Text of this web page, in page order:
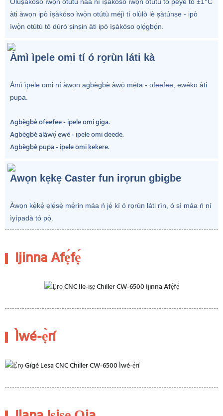
àti àwọn ipò ìṣàkóso ìwọ̀n otútù méjì tí olùlò lè ṣàtúnṣe - ipò
ìwọ̀n otútù tó dúró ṣinṣin àti ipò ìṣàkóso ọlọ́gbọ́n.
Àmì ìpele omi tí ó rọrùn láti kà
Àmì ìpele omi ní àwọn agbègbè àwọ̀ mẹ́ta - ofeefee, ewéko àti
pupa.
Agbègbè ofeefee - ipele omi giga.
Agbègbè aláwọ̀ ewé - ipele omi deede.
Agbègbè pupa - ipele omi kekere.
Awọn kẹkẹ Caster fun irọrun gbigbe
Àwọn kẹ̀kẹ́ ẹlẹ́sẹ̀ mẹ́rin máa ń jẹ́ kí ó rọrùn láti rìn, ó sì máa ń ní
ìyípadà tó pọ̀.
Ijinna Afẹ́fẹ́
Ìwé-ẹ̀rí